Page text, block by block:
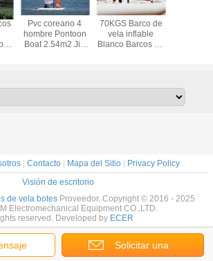
Pvc coreano 4
hombre Pontoon
Boat 2.54m2 Jib
70KGS Barco de
vela inflable
Blanco Barcos de
Solicitar una
| Contacto| Mapa del Sitio|
Privacy Policy
Visión de escritorio
de vela botesProveedor. Copyright © 2016 - 2025
Electromechanical Equipment CO.,LTD.
reserved. Developed by ECER